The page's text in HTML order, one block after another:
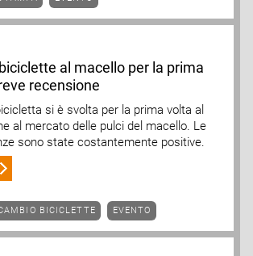
al macello per la prima
recensione
si è svolta per la prima volta al
al mercato delle pulci del macello. Le
sono state costantemente positive.
BICICLETTE EVENTO